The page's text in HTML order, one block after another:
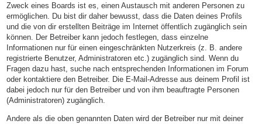
Zweck eines Boards ist es, einen Austausch mit anderen Personen zu
ermöglichen. Du bist dir daher bewusst, dass die Daten deines Profils
und die von dir erstellten Beiträge im Internet öffentlich zugänglich sein
können. Der Betreiber kann jedoch festlegen, dass einzelne
Informationen nur für einen eingeschränkten Nutzerkreis (z. B. andere
registrierte Benutzer, Administratoren etc.) zugänglich sind. Wenn du
Fragen dazu hast, suche nach entsprechenden Informationen im Forum
oder kontaktiere den Betreiber. Die E-Mail-Adresse aus deinem Profil ist
dabei jedoch nur für den Betreiber und von ihm beauftragte Personen
(Administratoren) zugänglich.
Andere als die oben genannten Daten wird der Betreiber nur mit deiner